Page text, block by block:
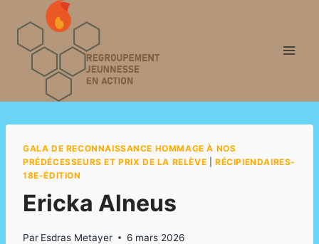
contenu
GALA DE RECONNAISSANCE HOMMAGE À NOS
PRÉDÉCESSEURS ET PRIX DE LA RELÈVE |RÉCIPIENDAIRES-
18E-ÉDITION
Ericka Alneus
Par Esdras Metayer 6 mars 2026